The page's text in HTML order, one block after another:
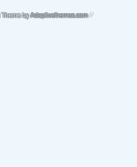
Theme byAdaptivethemes.com(link is external)